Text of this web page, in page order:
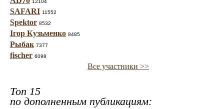
12104
SAFARI 11552
Spektor 8532
Ігор Кузьменко 8485
Рыбак 7377
fischer 6098
Все участники >>
Топ 15
по дополненным публикациям: